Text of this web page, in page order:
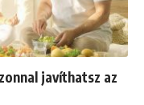
javíthatsz az